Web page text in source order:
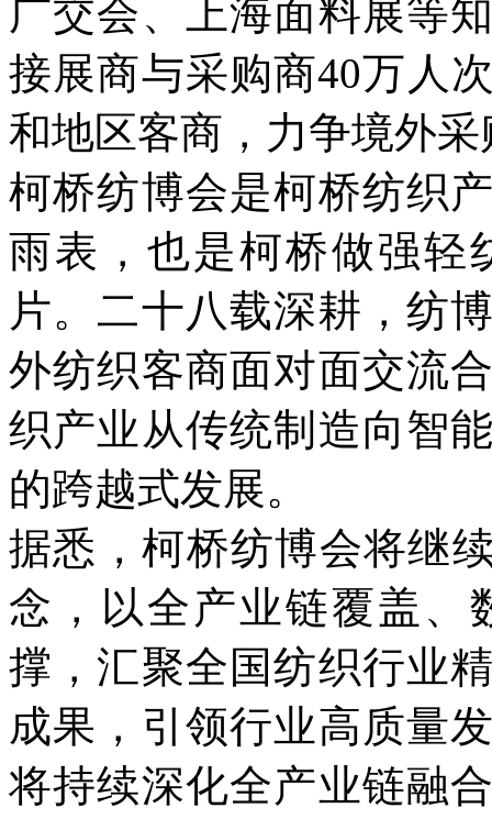
广交会、上海面料展等
接展商与采购商40万人
和地区客商，力争境外
柯桥纺博会是柯桥纺织
雨表，也是柯桥做强轻
片。二十八载深耕，纺
外纺织客商面对面交流
织产业从传统制造向智
的跨越式发展。
据悉，柯桥纺博会将继
念，以全产业链覆盖、
撑，汇聚全国纺织行业
成果，引领行业高质量
将持续深化全产业链融